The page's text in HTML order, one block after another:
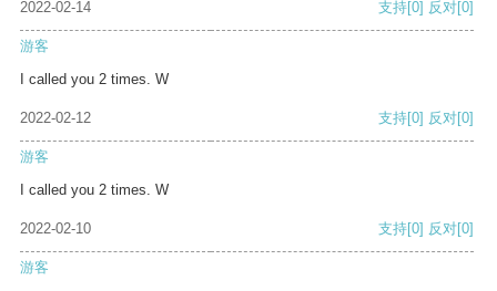
2022-02-14 支持[0] 反对[0]
游客
I called you 2 times. W
2022-02-12 支持[0] 反对[0]
游客
I called you 2 times. W
2022-02-10 支持[0] 反对[0]
游客